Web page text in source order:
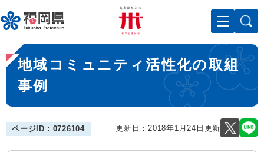
ー
ジ
先
頭
。
メニューを飛ばして本文へ
本
文
地域コミュニティ活性化の取組
事例
ページID：0726104 更新日：2018年1月24日更新